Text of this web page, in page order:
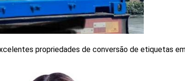
propriedades de conversão de etiquetas